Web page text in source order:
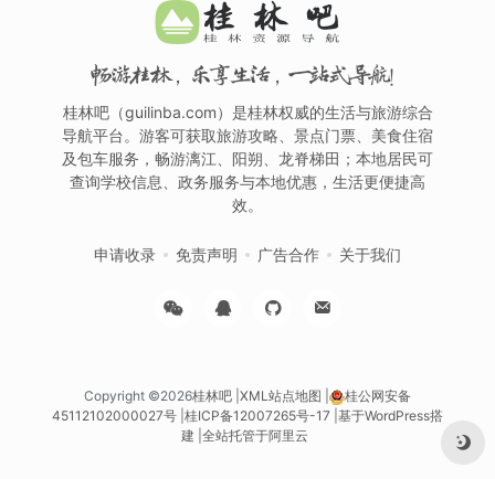
畅游桂林，乐享生活，一站式导航！
桂林吧（guilinba.com）是桂林权威的生活与旅游综合
导航平台。游客可获取旅游攻略、景点门票、美食住宿
及包车服务，畅游漓江、阳朔、龙脊梯田；本地居民可
查询学校信息、政务服务与本地优惠，生活更便捷高
效。
申请收录 免责声明 广告合作 关于我们
Copyright ©2026桂林吧 XML站点地图
桂公网安备
45112102000027号 桂ICP备12007265号-17 基于WordPress搭
建 全站托管于阿里云